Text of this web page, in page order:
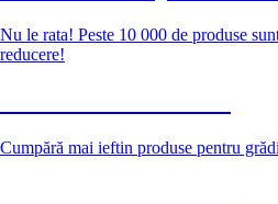
Nu le rata! Peste 10 000 de produse
reducere!
Cumpără mai ieftin produse pentru